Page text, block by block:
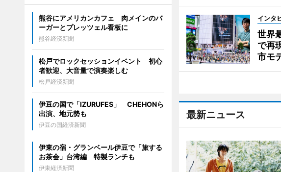
インタ
世界
で再
市モ
最新ニュース
熊谷にアメリカンカフェ 肉メインのバ
ーガーとプレッツェル看板に
熊谷経済新聞
松戸でロックセッションイベント 初心
者歓迎、大音量で演奏楽しむ
松戸経済新聞
伊豆の国で「IZURUFES」 CHEHONら
出演、地元勢も
伊豆の国経済新聞
伊東の宿・グランベール伊豆で「旅する
お茶会」台湾編 特製ランチも
伊東経済新聞